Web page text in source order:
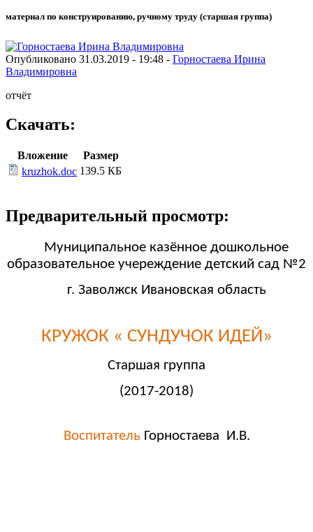
материал по конструированию, ручному труду (старшая группа)
Опубликовано 31.03.2019 - 19:48 - Горностаева Ирина
Владимировна
отчёт
Скачать:
Вложение
Размер
kruzhok.doc 139.5 КБ
Предварительный просмотр:
Муниципальное казённое дошкольное
образовательное учереждение детский сад №2
г. Заволжск Ивановская область
КРУЖОК « СУНДУЧОК ИДЕЙ»
Старшая группа
(2017-2018)
Воспитатель Горностаева И.В.